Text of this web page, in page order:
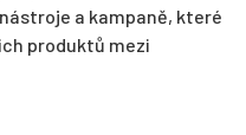
a kampaně, které
produktů mezi